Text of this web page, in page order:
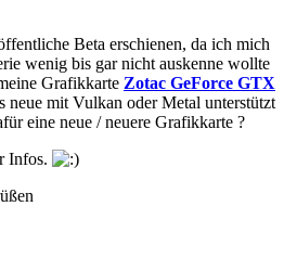
Beta erschienen, da ich mich
wenig bis gar nicht auskenne wollte
Grafikkarte Zotac GeForce GTX
neue mit Vulkan oder Metal unterstützt
eine neue / neuere Grafikkarte ?
Infos.